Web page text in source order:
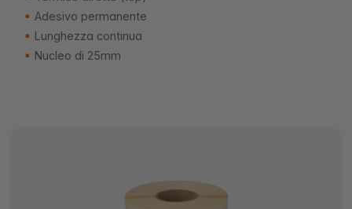
Adesivo permanente
Lunghezza continua
Nucleo di 25mm